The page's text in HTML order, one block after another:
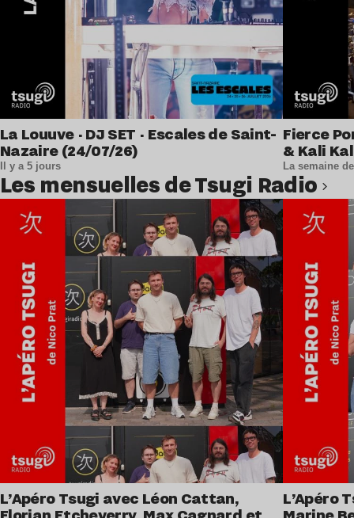
La Louuve · DJ SET · Escales de Saint-
Nazaire (24/07/26)
Il y a 5 jours
Fierce
& Kali
La semaine
Les mensuelles de Tsugi Radio
L’Apéro Tsugi avec Léon Cattan, L’Apéro
Lire l’article